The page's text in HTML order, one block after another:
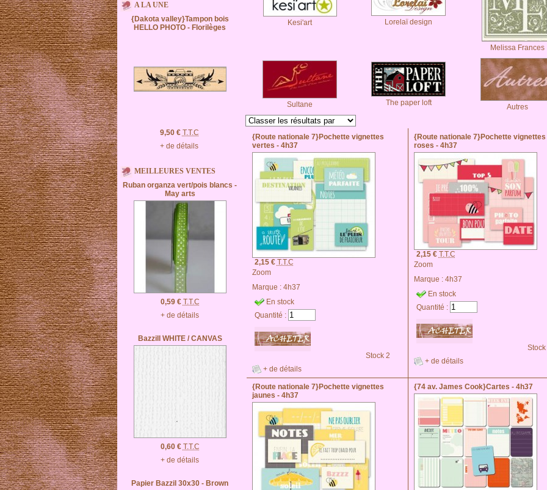
A LA UNE
{Dakota valley}Tampon bois
HELLO PHOTO - Florilèges
9,50 € T.T.C
+ de détails
MEILLEURES VENTES
Ruban organza vert/pois blancs -
May arts
0,59 € T.T.C
+ de détails
Bazzill WHITE / CANVAS
0,60 € T.T.C
+ de détails
Papier Bazzil 30x30 - Brown
Kesi'art Lorelaï design
Melissa Frances
Sultane The paper loft Autres
{Route nationale 7}Pochette vignettes
vertes - 4h37
2,15 € T.T.C
Zoom
Marque : 4h37
En stock
Quantité :
Stock 2
+ de détails
{Route nationale 7}Pochette vignettes
roses - 4h37
2,15 € T.T.C
Zoom
Marque : 4h37
En stock
Quantité :
Stock
+ de détails
{Route nationale 7}Pochette vignettes
jaunes - 4h37
{74 av. James Cook}Cartes - 4h37